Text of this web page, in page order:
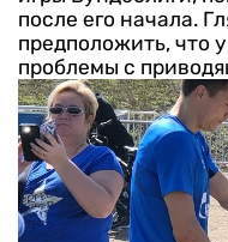
после его начала.
предположить, что
проблемы с